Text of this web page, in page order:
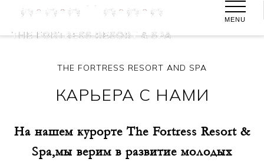
MENU
THE FORTRESS RESORT AND SPA
КАРЬЕРА С НАМИ
На нашем курорте The Fortress Resort &
Spa,мы верим в развитие молодых